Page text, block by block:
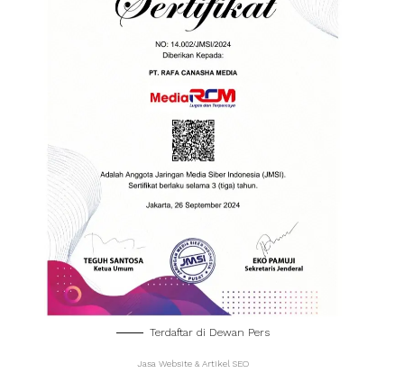
Terdaftar di Dewan Pers
Jasa Website & Artikel SEO